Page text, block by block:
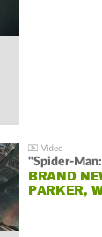
"Spider-Man:
BRAND
PARKER,